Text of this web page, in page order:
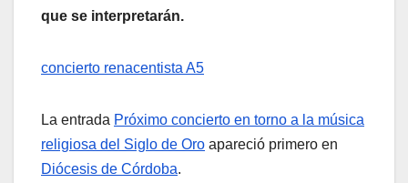
que se interpretarán.
concierto renacentista A5
La entrada Próximo concierto en torno a la música
religiosa del Siglo de Oro apareció primero en
Diócesis de Córdoba.